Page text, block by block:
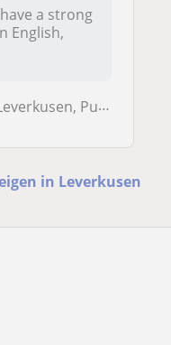
a strong
English,
Pulheim, Wesseling
in Leverkusen